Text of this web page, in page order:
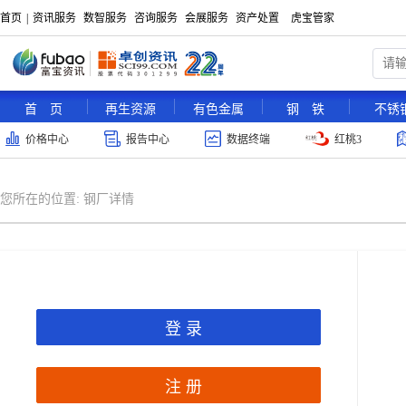
首页 资讯服务 数智服务 咨询服务 会展服务 资产处置 虎宝管家
首 页 再生资源 有色金属 钢 铁 不锈
价格中心 报告中心 数据终端 红桃3
您所在的位置: 钢厂详情